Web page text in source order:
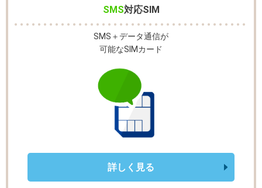
SMS対応SIM
SMS＋データ通信が
可能なSIMカード
詳しく見る